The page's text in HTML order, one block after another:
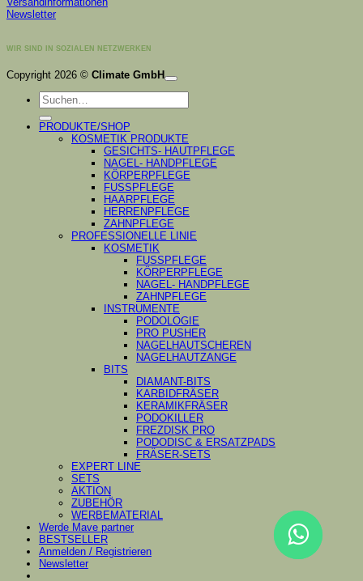
Newsletter
WIR SIND IN SOZIALEN NETZWERKEN
Copyright 2026 © Climate GmbH
Suchen
nach:
PRODUKTE/SHOP
KOSMETIK PRODUKTE
GESICHTS- HAUTPFLEGE
NAGEL- HANDPFLEGE
KÖRPERPFLEGE
FUSSPFLEGE
HAARPFLEGE
HERRENPFLEGE
ZAHNPFLEGE
PROFESSIONELLE LINIE
KOSMETIK
FUSSPFLEGE
KÖRPERPFLEGE
NAGEL- HANDPFLEGE
ZAHNPFLEGE
INSTRUMENTE
PODOLOGIE
PRO PUSHER
NAGELHAUTSCHEREN
NAGELHAUTZANGE
BITS
DIAMANT-BITS
KARBIDFRÄSER
KERAMIKFRÄSER
PODOKILLER
FREZDISK PRO
PODODISC & ERSATZPADS
FRÄSER-SETS
EXPERT LINE
SETS
AKTION
ZUBEHÖR
WERBEMATERIAL
Werde Mave partner
BESTSELLER
Anmelden / Registrieren
Newsletter